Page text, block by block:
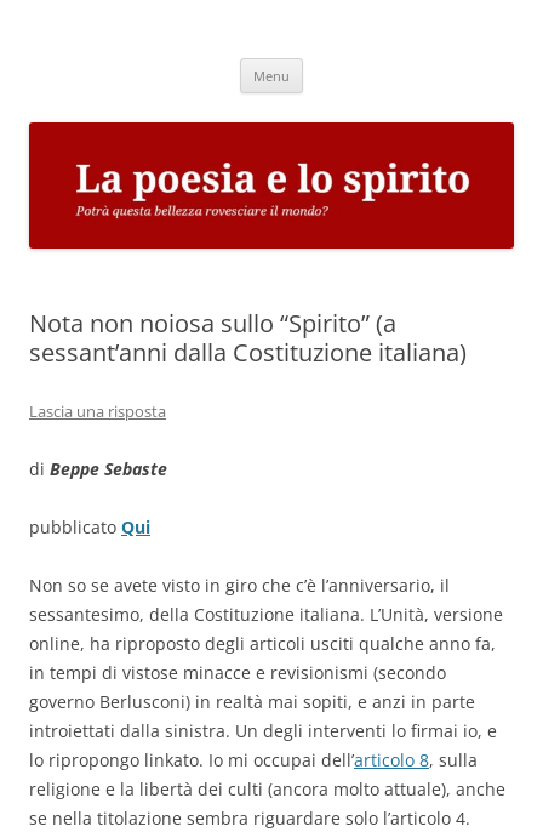
Menu
Nota non noiosa sullo “Spirito” (a
sessant’anni dalla Costituzione italiana)
Lascia una risposta
di Beppe Sebaste
pubblicato Qui
Non so se avete visto in giro che c’è l’anniversario, il
sessantesimo, della Costituzione italiana. L’Unità, versione
online, ha riproposto degli articoli usciti qualche anno fa,
in tempi di vistose minacce e revisionismi (secondo
governo Berlusconi) in realtà mai sopiti, e anzi in parte
introiettati dalla sinistra. Un degli interventi lo firmai io, e
lo ripropongo linkato. Io mi occupai dell’articolo 8, sulla
religione e la libertà dei culti (ancora molto attuale), anche
se nella titolazione sembra riguardare solo l’articolo 4.